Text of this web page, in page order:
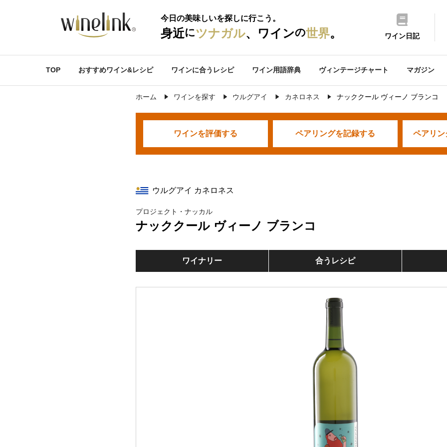
今日の美味しいを探しに行こう。
身近にツナガル、ワインの世界。 ワイン日記
TOP おすすめワイン&レシピ ワインに合うレシピ ワイン用語辞典 ヴィンテージチャート マガジン
ホーム ワインを探す ウルグアイ カネロネス ナッククール ヴィーノ ブランコ
ワインを評価する ペアリングを記録する ペアリン
ウルグアイ カネロネス
プロジェクト・ナッカル
ナッククール ヴィーノ ブランコ
ワイナリー 合うレシピ